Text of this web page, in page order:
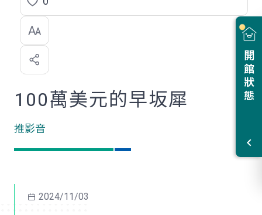
開館狀態
點
選
喜
歡
100萬美元的早坂犀
推影音
2024/11/03